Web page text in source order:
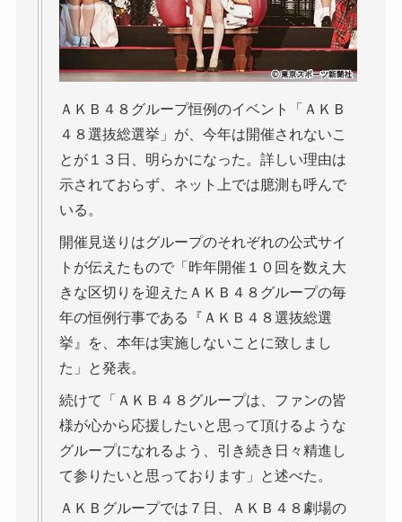
ＡＫＢ４８グループ恒例のイベント「ＡＫＢ
４８選抜総選挙」が、今年は開催されないこ
とが１３日、明らかになった。詳しい理由は
示されておらず、ネット上では臆測も呼んで
いる。
開催見送りはグループのそれぞれの公式サイ
トが伝えたもので「昨年開催１０回を数え大
きな区切りを迎えたＡＫＢ４８グループの毎
年の恒例行事である『ＡＫＢ４８選抜総選
挙』を、本年は実施しないことに致しまし
た」と発表。
続けて「ＡＫＢ４８グループは、ファンの皆
様が心から応援したいと思って頂けるような
グループになれるよう、引き続き日々精進し
て参りたいと思っております」と述べた。
ＡＫＢグループでは７日、ＡＫＢ４８劇場の